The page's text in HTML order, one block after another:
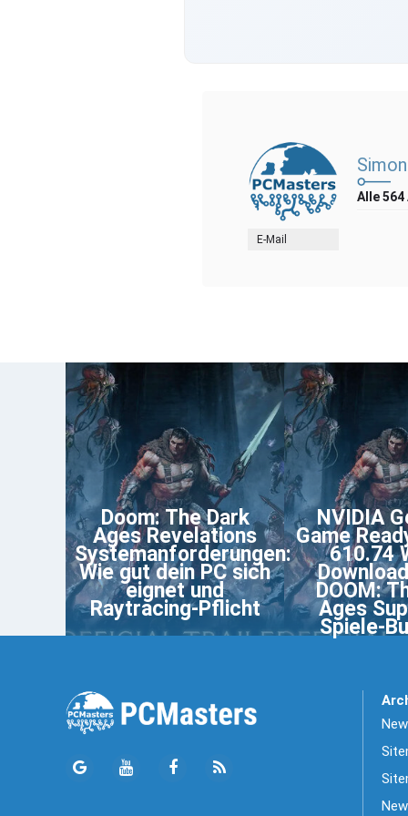
E-Mail
Alle
Doom: The Dark
Ages Revelations
Systemanforderungen:
Wie gut dein PC sich
eignet und
Raytracing-Pflicht
NVIDIA
Game
610.74
DOOM:
Ages
Spiele-